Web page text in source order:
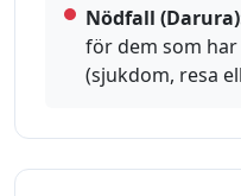
Nödfall
för dem som
(sjukdom, resa